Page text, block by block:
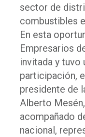
sector de
combustibles
En esta
Empresarios
invitada y tuvo
participación,
presidente de
Alberto
acompañado
nacional,